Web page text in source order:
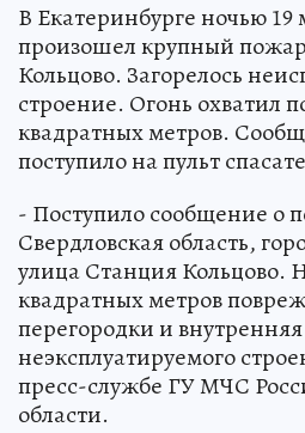
В Екатеринбурге ночью 19
произошел крупный
Кольцово. Загорелось
строение. Огонь охватил
квадратных метров.
поступило на пульт
- Поступило сообщение о
Свердловская область,
улица Станция Кольцово.
квадратных метров
перегородки и
неэксплуатируемого
пресс-службе ГУ МЧС
области.